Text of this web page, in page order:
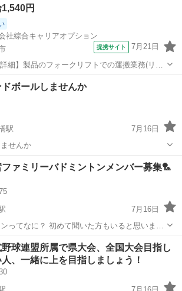
1,540円
社綜合キャリアオプション
提携サイト 7月21日
細】製品のフォークリフトでの運搬業務(リー
取扱製品情報】フィルム製品 。＋お仕事
＋。 あなたのお仕事探しをしっ
工場
ボールしませんか
駅
7月16日
せんか
橋駅 その他
ァミリーバドミントンメンバー募集🏸
7月16日
ってなに？ 初めて聞いた方もいると思います
ラケット
ジをつ...
子駅 その他 ファミリー
球連盟所属で県大会、全国大会目指し
、一緒に上を目指しましょう！